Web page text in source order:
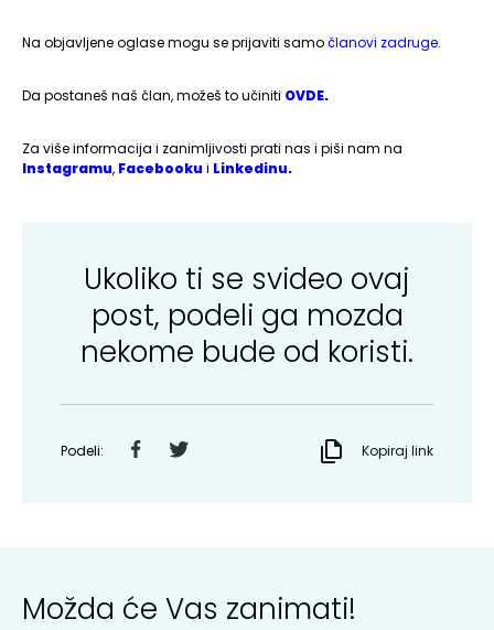
Na objavljene oglase mogu se prijaviti samočlanovi zadruge.
Da postaneš naš član, možeš to učiniti OVDE.
Za više informacija i zanimljivosti prati nas i piši nam na
Instagramu, Facebooku i Linkedinu.
Ukoliko ti se svideo ovaj
post, podeli ga mozda
nekome bude od koristi.
Podeli: Kopiraj link
Možda će Vas zanimati!